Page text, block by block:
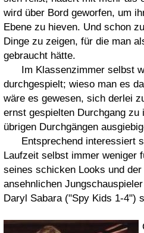
wird über Bord geworfen, um
Ebene zu hieven. Und schon
Dinge zu zeigen, für die man
gebraucht hätte.
Im Klassenzimmer selbst
durchgespielt; wieso man es
wäre es gewesen, sich derlei
ernst gespielten Durchgang zu
übrigen Durchgängen
Entsprechend interessiert
Laufzeit selbst immer weniger
seines schicken Looks und
ansehnlichen
Daryl Sabara ("Spy Kids 1-4")